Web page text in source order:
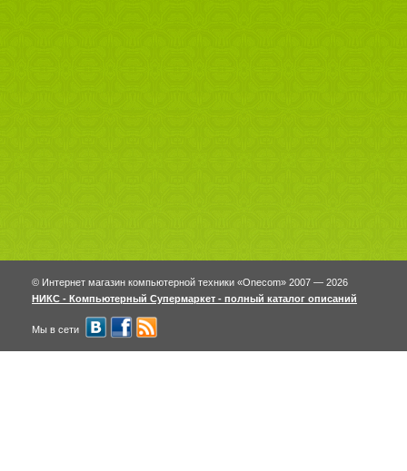
© Интернет магазин компьютерной техники «Onecom» 2007 — 2026
НИКС - Компьютерный Cупермаркет - полный каталог описаний
Мы в сети